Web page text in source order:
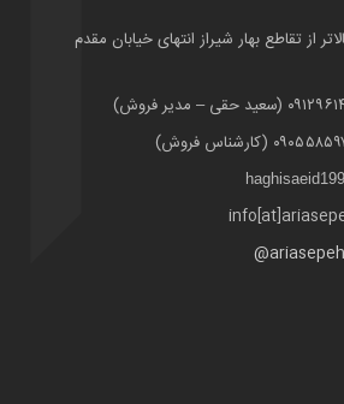
از تقاطع بهار شیراز انتهای خیابان مقدم